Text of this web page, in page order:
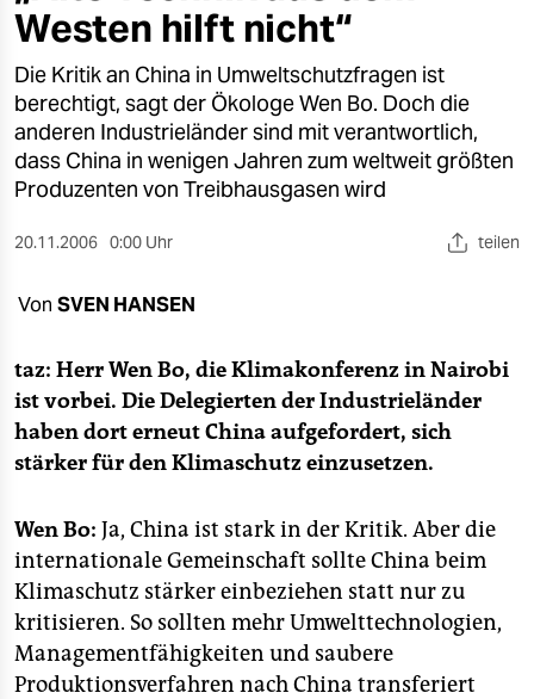
gesellschaft
kultur
sport
berlin
nord
wahrheit
verlag
veranstaltungen
fragen & hilfe
unterstützen
abo
genossenschaft
Westen hilft nicht“
Die Kritik an China in Umweltschutzfragen ist
berechtigt, sagt der Ökologe Wen Bo. Doch die
anderen Industrieländer sind mit verantwortlich,
dass China in wenigen Jahren zum weltweit größten
Produzenten von Treibhausgasen wird
20.11.2006 0:00 Uhr teilen
Von SVEN HANSEN
taz: Herr Wen Bo, die Klimakonferenz in Nairobi
ist vorbei. Die Delegierten der Industrieländer
haben dort erneut China aufgefordert, sich
stärker für den Klimaschutz einzusetzen.
Wen Bo: Ja, China ist stark in der Kritik. Aber die
internationale Gemeinschaft sollte China beim
Klimaschutz stärker einbeziehen statt nur zu
kritisieren. So sollten mehr Umwelttechnologien,
Managementfähigkeiten und saubere
Produktionsverfahren nach China transferiert